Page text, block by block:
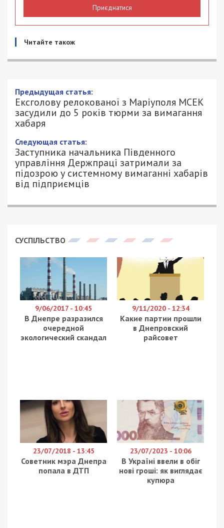
Приєднатися
Читайте також
Предыдущая статья:
Ексголову релокованої з Маріуполя МСЕК
засудили до 5 років тюрми за вимагання
хабаря
Следующая статья:
Заступника начальника Південного
управління Держпраці затримали за
підозрою у системному вимаганні хабарів
від підприємців
СУСПІЛЬСТВО
9/06/2017 - 10:45
В Днепре разразился
очередной
экологический скандал
9/11/2020 - 12:34
Какие партии прошли
в Днепровский
райсовет
23/07/2018 - 13:45
Советник мэра Днепра
попала в ДТП
23/07/2023 - 10:06
В Україні ввели в обіг
нові гроші: як виглядає
купюра